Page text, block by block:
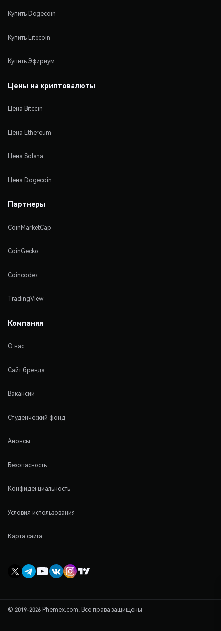
Купить Dogecoin
Купить Litecoin
Купить Эфириум
Цены на криптовалюты
Цена Bitcoin
Цена Ethereum
Цена Solana
Цена Dogecoin
Партнеры
CoinMarketCap
CoinGecko
Coincodex
TradingView
Компания
О нас
Сайт бренда
Вакансии
Студенческий фонд
Анонсы
Безопасность
Конфиденциальность
Условия использования
Карта сайта
© 2019-2026 Phemex.com. Все права защищены